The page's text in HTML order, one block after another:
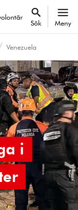
Sök Meny
Venezuela
i